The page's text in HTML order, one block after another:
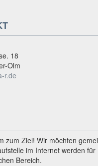
18
Olm
r.de
zum Ziel! Wir möchten
im Internet werden für
Bereich.